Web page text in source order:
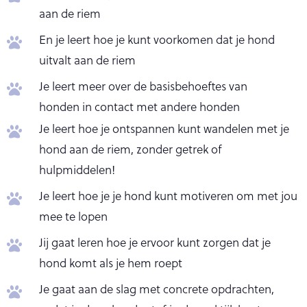
aan de riem
En je leert hoe je kunt voorkomen dat je hond
uitvalt aan de riem
Je leert meer over de basisbehoeftes van
honden in contact met andere honden
Je leert hoe je ontspannen kunt wandelen met je
hond aan de riem, zonder getrek of
hulpmiddelen!
Je leert hoe je je hond kunt motiveren om met jou
mee te lopen
Jij gaat leren hoe je ervoor kunt zorgen dat je
hond komt als je hem roept
Je gaat aan de slag met concrete opdrachten,